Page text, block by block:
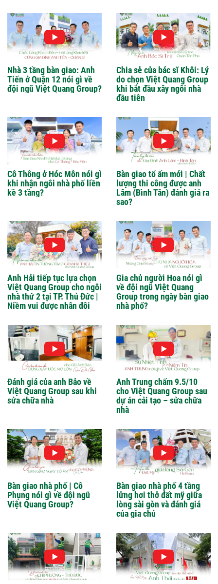
Nhà 3 tầng bàn giao: Anh
Tiến ở Quận 12 nói gì về
đội ngũ Việt Quang Group?
Chia sẻ của bác sĩ Khôi: Lý
do chọn Việt Quang Group
khi bắt đầu xây ngôi nhà
đầu tiên
Cô Thông ở Hóc Môn nói gì
khi nhận ngôi nhà phố liền
kề 3 tầng?
Bàn giao tổ ấm mới | Chất
lượng thi công được anh
Lâm (Bình Tân) đánh giá ra
sao?
Anh Hải tiếp tục lựa chọn
Việt Quang Group cho ngôi
nhà thứ 2 tại TP. Thủ Đức |
Niềm vui được nhân đôi
Gia chủ người Hoa nói gì
về đội ngũ Việt Quang
Group trong ngày bàn giao
nhà phố?
Đánh giá của anh Bảo về
Việt Quang Group sau khi
sửa chữa nhà
Anh Trung chấm 9.5/10
cho Việt Quang Group sau
dự án cải tạo – sửa chữa
nhà
Bàn giao nhà phố | Cô
Phụng nói gì về đội ngũ
Việt Quang Group?
Bàn giao nhà phố 4 tầng
lửng hơi thở đất mỹ giữa
lòng sài gòn và đánh giá
của gia chủ